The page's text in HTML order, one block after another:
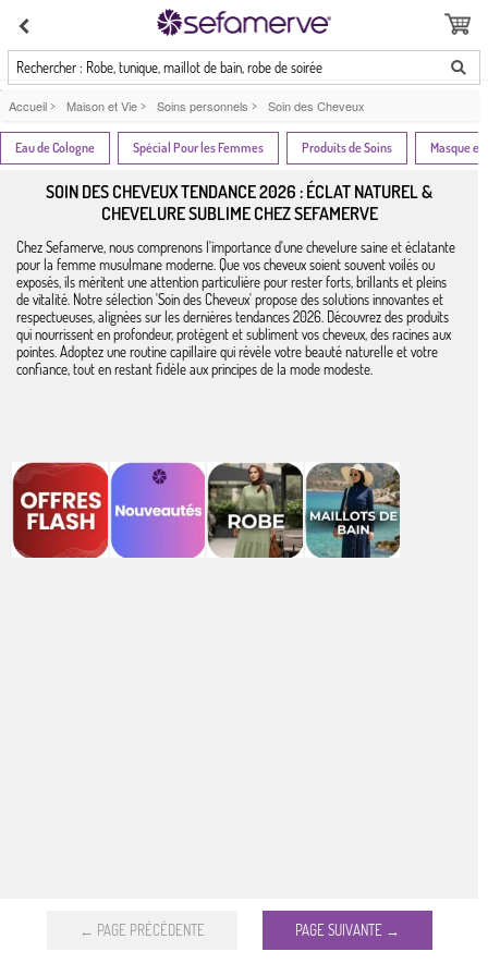
Rechercher : Robe, tunique, maillot de bain, robe de soirée
Accueil > Maison et Vie > Soins personnels > Soin des Cheveux
Eau de Cologne Spécial Pour les Femmes Produits de Soins Masque et
SOIN DES CHEVEUX TENDANCE 2026 : ÉCLAT NATUREL &
CHEVELURE SUBLIME CHEZ SEFAMERVE
Chez Sefamerve, nous comprenons l'importance d'une chevelure saine et éclatante
pour la femme musulmane moderne. Que vos cheveux soient souvent voilés ou
exposés, ils méritent une attention particulière pour rester forts, brillants et pleins
de vitalité. Notre sélection 'Soin des Cheveux' propose des solutions innovantes et
respectueuses, alignées sur les dernières tendances 2026. Découvrez des produits
qui nourrissent en profondeur, protègent et subliment vos cheveux, des racines aux
pointes. Adoptez une routine capillaire qui révèle votre beauté naturelle et votre
confiance, tout en restant fidèle aux principes de la mode modeste.
← PAGE PRÉCÉDENTE PAGE SUIVANTE →